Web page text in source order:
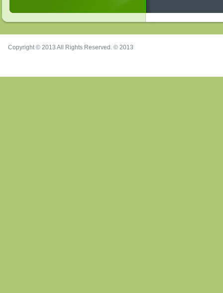
Copyright © 2013 All Rights Reserved. © 2013